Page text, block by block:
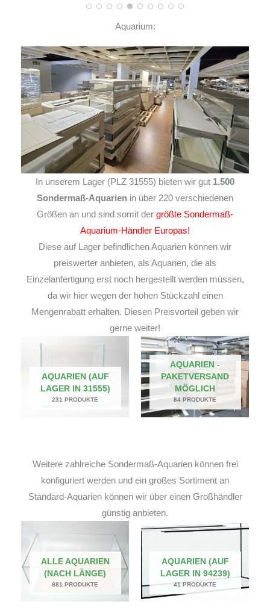
Aquarium:
In unserem Lager (PLZ 31555) bieten wir gut 1.500
Sondermaß-Aquarien in über 220 verschiedenen
Größen an und sind somit der größte Sondermaß-
Aquarium-Händler Europas!
Diese auf Lager befindlichen Aquarien können wir
preiswerter anbieten, als Aquarien, die als
Einzelanfertigung erst noch hergestellt werden müssen,
da wir hier wegen der hohen Stückzahl einen
Mengenrabatt erhalten. Diesen Preisvorteil geben wir
gerne weiter!
AQUARIEN (AUF
LAGER IN 31555)
231 PRODUKTE
AQUARIEN -
PAKETVERSAND
MÖGLICH
84 PRODUKTE
Weitere zahlreiche Sondermaß-Aquarien können frei
konfiguriert werden und ein großes Sortiment an
Standard-Aquarien können wir über einen Großhändler
günstig anbieten.
ALLE AQUARIEN
(NACH LÄNGE)
881 PRODUKTE
AQUARIEN (AUF
LAGER IN 94239)
41 PRODUKTE